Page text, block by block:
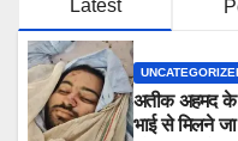
Latest
अतीक अहमद के
भाई से मिलने